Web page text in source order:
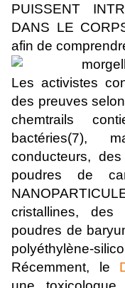
PUISSENT
DANS LE
afin de
Les activistes
des preuves
chemtrails
bactéries(7),
conducteurs,
poudres de
cristallines, des
poudres de
polyéthylène-
Récemment, le